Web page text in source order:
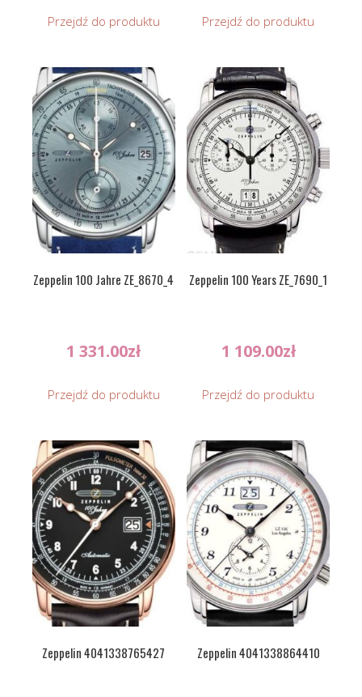
Przejdź do produktu Przejdź do produktu
Zeppelin 100 Jahre ZE_8670_4
1 331.00zł
Przejdź do produktu
Zeppelin 100 Years ZE_7690_1
1 109.00zł
Przejdź do produktu
Zeppelin 4041338765427 Zeppelin 4041338864410